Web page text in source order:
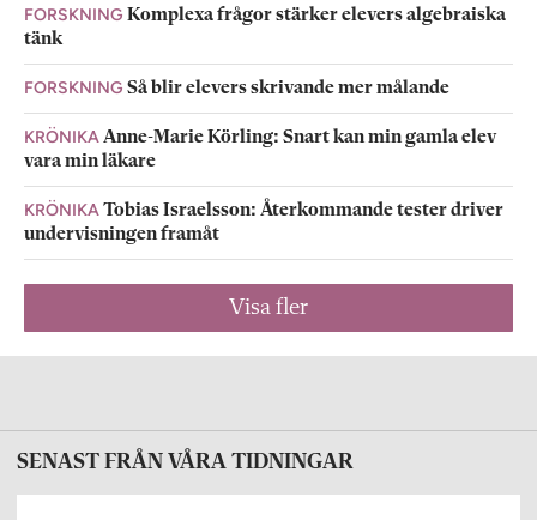
FORSKNING Komplexa frågor stärker elevers algebraiska
tänk
FORSKNING Så blir elevers skrivande mer målande
KRÖNIKAAnne-Marie Körling: Snart kan min gamla elev
vara min läkare
KRÖNIKATobias Israelsson: Återkommande tester driver
undervisningen framåt
Visa fler
SENAST FRÅN VÅRA TIDNINGAR